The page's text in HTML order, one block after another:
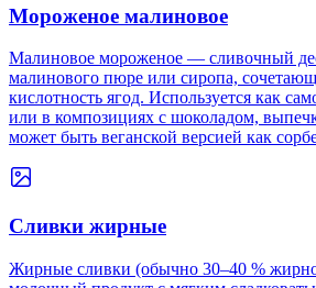
Мороженое малиновое
Малиновое мороженое — сливочный
малинового пюре или сиропа,
кислотность ягод. Используется как
или в композициях с шоколадом,
может быть веганской версией как
Сливки жирные
Жирные сливки (обычно 30–40 %